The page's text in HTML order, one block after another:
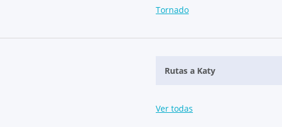
Tornado
Rutas a Katy
Ver todas